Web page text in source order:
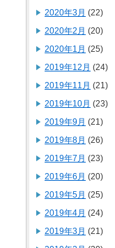
2020年3月 (22)
2020年2月 (20)
2020年1月 (25)
2019年12月 (24)
2019年11月 (21)
2019年10月 (23)
2019年9月 (21)
2019年8月 (26)
2019年7月 (23)
2019年6月 (20)
2019年5月 (25)
2019年4月 (24)
2019年3月 (21)